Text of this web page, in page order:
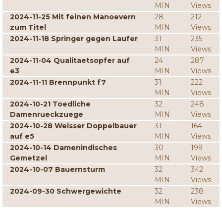
MIN
Views
2024-11-25 Mit feinen Manoevern
zum Titel
28
MIN
212
Views
2024-11-18 Springer gegen Laufer
31
MIN
235
Views
2024-11-04 Qualitaetsopfer auf
e3
24
MIN
287
Views
2024-11-11 Brennpunkt f7
31
MIN
222
Views
2024-10-21 Toedliche
Damenrueckzuege
32
MIN
248
Views
2024-10-28 Weisser Doppelbauer
auf e5
31
MIN
164
Views
2024-10-14 Damenindisches
Gemetzel
30
MIN
199
Views
2024-10-07 Bauernsturm
32
MIN
342
Views
2024-09-30 Schwergewichte
32
MIN
238
Views